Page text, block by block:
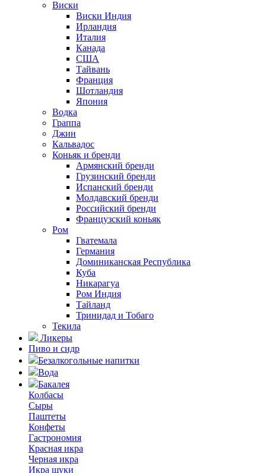
Виски
Виски Индия
Ирландия
Италия
Канада
США
Тайвань
Франция
Шотландия
Япония
Водка
Граппа
Джин
Кальвадос
Коньяк и бренди
Армянский бренди
Грузинский бренди
Испанский бренди
Молдавский бренди
Российский бренди
Французский коньяк
Ром
Гватемала
Германия
Доминиканская Республика
Куба
Никарагуа
Ром Индия
Тайланд
Тринидад и Тобаго
Текила
Ликеры
Пиво и сидр
Безалкогольные напитки
Вода
Бакалея
Колбасы
Сыры
Паштеты
Конфеты
Гастрономия
Красная икра
Черная икра
Икра щуки